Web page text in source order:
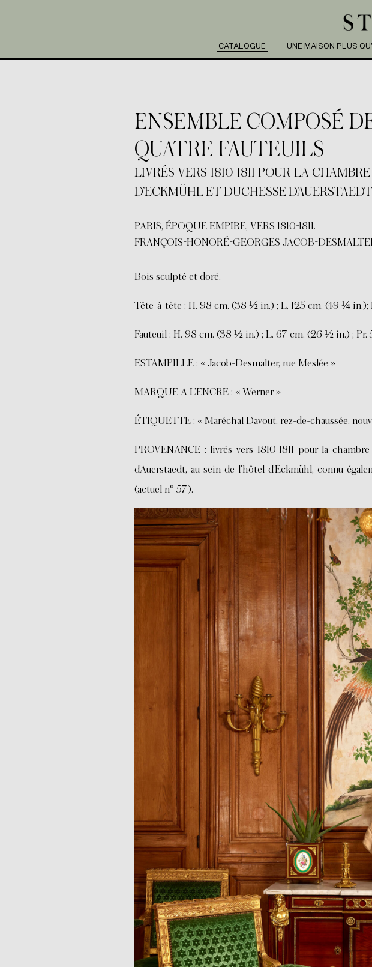
CATALOGUE UNE MAISON PLUS
ENSEMBLE COMPOSÉ
QUATRE FAUTEUILS
LIVRÉS VERS 1810-1811 POUR LA
D’ECKMÜHL ET DUCHESSE D’AUERSTAEDT
PARIS, ÉPOQUE EMPIRE, VERS 1810-1811.
FRANÇOIS-HONORÉ-GEORGES JACOB-
Bois sculpté et doré.
Tête-à-tête : H. 98 cm. (38 ½ in.) ; L. 125 cm. (49 ¼ in.);
Fauteuil : H. 98 cm. (38 ½ in.) ; L. 67 cm. (26 ½ in.) ; Pr.
ESTAMPILLE : « Jacob-Desmalter, rue Meslée »
MARQUE A L’ENCRE : « Werner »
ÉTIQUETTE : « Maréchal Davout, rez-de-chaussée,
PROVENANCE : livrés vers 1810-1811 pour la
d’Auerstaedt, au sein de l’hôtel d’Eckmühl, connu
(actuel n° 57).